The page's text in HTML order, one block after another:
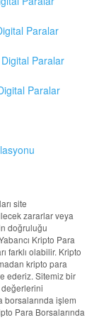
Paralar
Paralar
Paralar
site
zararlar veya
doğruluğu
Kripto Para
farklı olabilir. Kripto
kripto para
ederiz. Sitemiz bir
değerlerini
borsalarında işlem
Para Borsalarında